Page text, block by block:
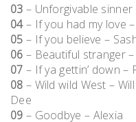
03 – Unforgivable
04– If you had my love
05 – If you believe –
06 – Beautiful stranger
07 – If ya gettin’ down –
08 – Wild wild West –
Dee
09 – Goodbye – Alexia